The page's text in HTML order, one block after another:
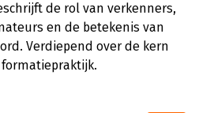
de rol van verkenners,
en de betekenis van
Verdiepend over de kern